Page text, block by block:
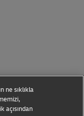
ne sıklıkla
açısından